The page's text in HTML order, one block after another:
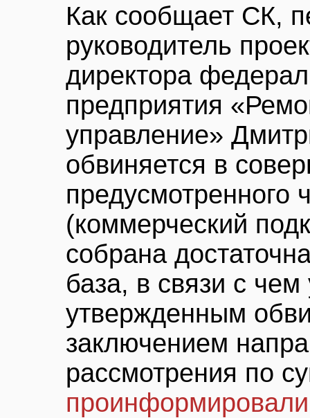
Как сообщает СК,
руководитель
директора
предприятия
управление»
обвиняется в
предусмотренного
(коммерческий
собрана
база, в связи с
утвержденным
заключением
рассмотрения по